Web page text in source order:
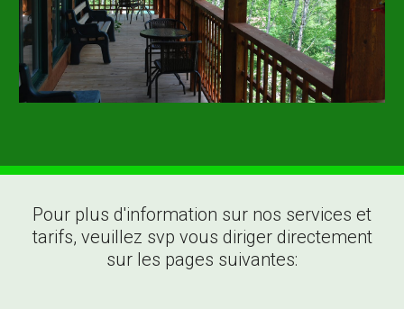
Pour plus d'information sur nos services et
tarifs, veuillez svp vous diriger directement
sur les pages suivantes: